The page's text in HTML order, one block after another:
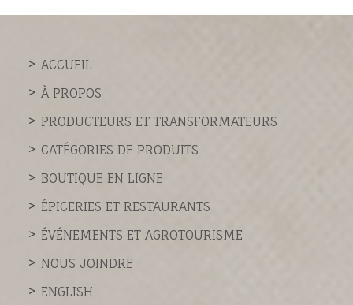
ACCUEIL
À PROPOS
PRODUCTEURS ET TRANSFORMATEURS
CATÉGORIES DE PRODUITS
BOUTIQUE EN LIGNE
ÉPICERIES ET RESTAURANTS
ÉVÉNEMENTS ET AGROTOURISME
NOUS JOINDRE
ENGLISH